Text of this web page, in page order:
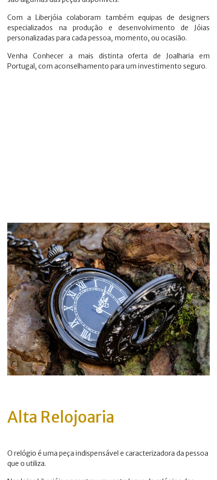
Com a Liberjóia colaboram também equipas de designers
especializados na produção e desenvolvimento de Jóias
personalizadas para cada pessoa, momento, ou ocasião.
Venha Conhecer a mais distinta oferta de Joalharia em
Portugal, com aconselhamento para um investimento seguro.
Alta Relojoaria
O relógio é uma peça indispensável e caracterizadora da pessoa
que o utiliza.